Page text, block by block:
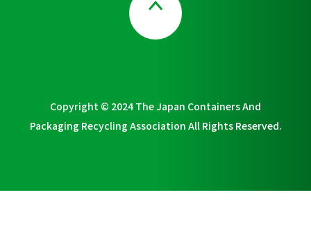
Copyright © 2024 The Japan Containers And
Packaging Recycling Association All Rights Reserved.